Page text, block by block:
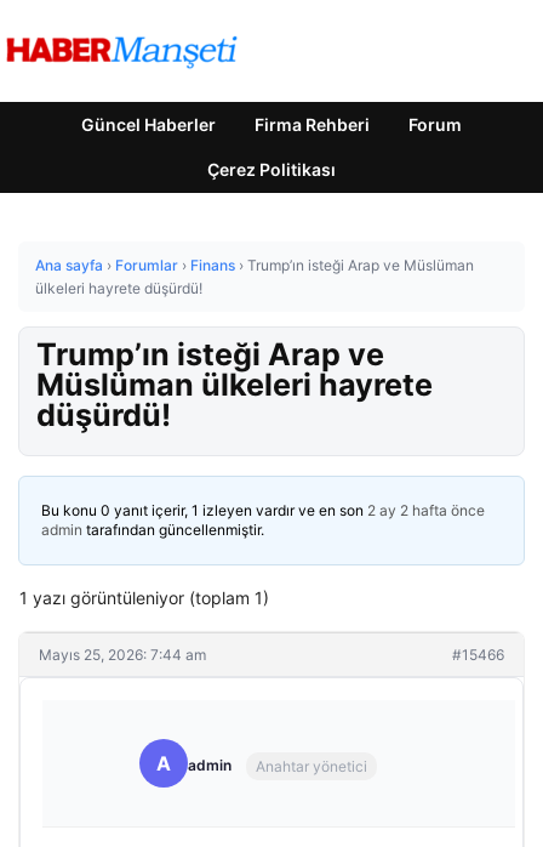
Güncel Haberler Firma Rehberi Forum
Çerez Politikası
Ana sayfa › Forumlar › Finans › Trump’ın isteği Arap ve Müslüman
ülkeleri hayrete düşürdü!
Trump’ın isteği Arap ve
Müslüman ülkeleri hayrete
düşürdü!
Bu konu 0 yanıt içerir, 1 izleyen vardır ve en son 2 ay 2 hafta önce
admin tarafından güncellenmiştir.
1 yazı görüntüleniyor (toplam 1)
Mayıs 25, 2026: 7:44 am #15466
A admin Anahtar yönetici